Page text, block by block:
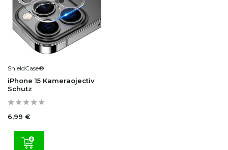
ShieldCase®
iPhone 15 Kameraojectiv
Schutz
6,99 €